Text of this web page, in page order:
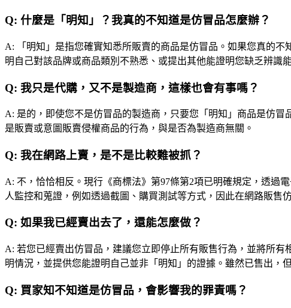
Q: 什麼是「明知」？我真的不知道是仿冒品怎麼辦？
A:
「明知」是指您確實知悉所販賣的商品是仿冒品。如果您真的
明自己對該品牌或商品類別不熟悉、或提出其他能證明您缺乏辨識
Q: 我只是代購，又不是製造商，這樣也會有事嗎？
A: 是的，即使您不是仿冒品的製造商，只要您「明知」商品是仿
是販賣或意圖販賣侵權商品的行為，與是否為製造商無關。
Q: 我在網路上賣，是不是比較難被抓？
A: 不，恰恰相反。現行《商標法》第97條第2項已明確規定，透過
人監控和蒐證，例如透過截圖、購買測試等方式，因此在網路販售
Q: 如果我已經賣出去了，還能怎麼做？
A: 若您已經賣出仿冒品，建議您立即停止所有販售行為，並將所
明情況，並提供您能證明自己並非「明知」的證據。雖然已售出，
Q: 買家知不知道是仿冒品，會影響我的罪責嗎？